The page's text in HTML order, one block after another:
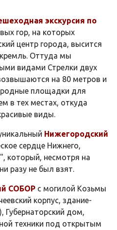
экскурсия по
гор, на которых
центр города, высится
Оттуда мы
видами Стрелки двух
на 80 метров и
площадки для
в тех местах, откуда
виды.
Нижегородский
сердце Нижнего,
который, несмотря на
разу не был взят.
СОБОР с могилой Козьмы
корпус, здание-
дом,
техники под открытым